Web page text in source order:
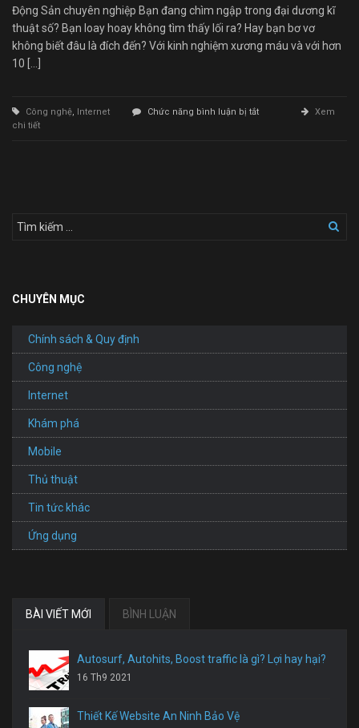
Động Sản chuyên nghiệp Bạn đang chìm ngập trong đại dương kĩ
thuật số? Bạn loay hoay không tìm thấy lối ra? Hay bạn bơ vơ
không biết đâu là đích đến? Với kinh nghiệm xương máu và với hơn
10 […]
Công nghệ, Internet Chức năng bình luận bị tắtở
Xem
chi tiết
CHUYÊN MỤC
Chính sách & Quy định
Công nghệ
Internet
Khám phá
Mobile
Thủ thuật
Tin tức khác
Ứng dụng
BÀI VIẾT MỚI BÌNH LUẬN
Autosurf, Autohits, Boost traffic là gì? Lợi hay hại?
16 Th9 2021
Thiết Kế Website An Ninh Bảo Vệ